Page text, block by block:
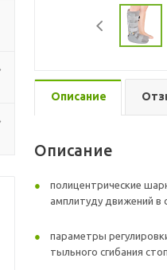
Описание
Описание
полицентрические
амплитуду движений в
параметры
тыльного сгибания